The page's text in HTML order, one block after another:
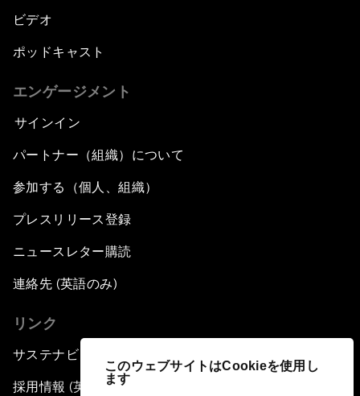
このウェブサイトはCookieを使用し
ます
ビデオ
ポッドキャスト
エンゲージメント
サインイン
パートナー（組織）について
参加する（個人、組織）
プレスリリース登録
ニュースレター購読
連絡先 (英語のみ)
リンク
サステナビリティへの取り組み
採用情報 (英語のみ)